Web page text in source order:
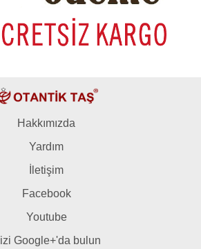
Hakkımızda
Yardım
İletişim
Facebook
Youtube
Google+'da bulun